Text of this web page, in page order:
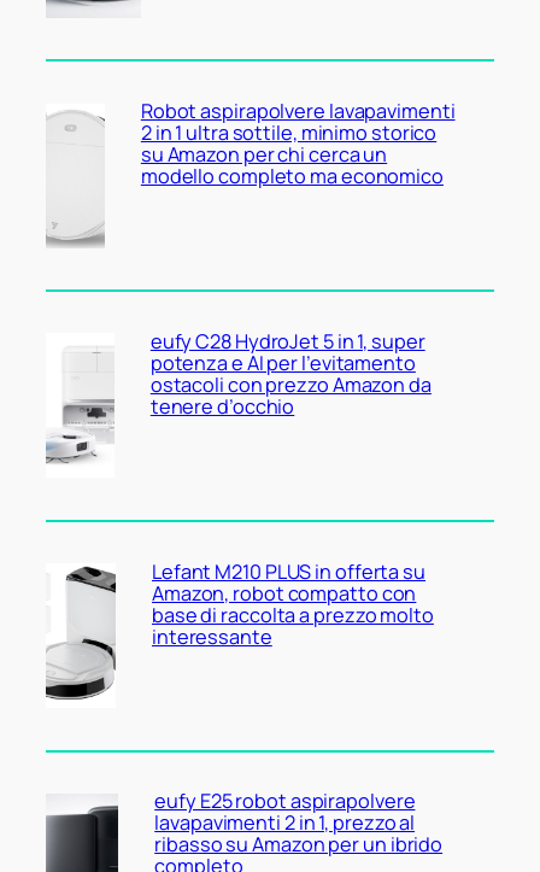
Robot aspirapolvere lavapavimenti
2 in 1 ultra sottile, minimo storico
su Amazon per chi cerca un
modello completo ma economico
eufy C28 HydroJet 5 in 1, super
potenza e AI per l’evitamento
ostacoli con prezzo Amazon da
tenere d’occhio
Lefant M210 PLUS in offerta su
Amazon, robot compatto con
base di raccolta a prezzo molto
interessante
eufy E25 robot aspirapolvere
lavapavimenti 2 in 1, prezzo al
ribasso su Amazon per un ibrido
completo